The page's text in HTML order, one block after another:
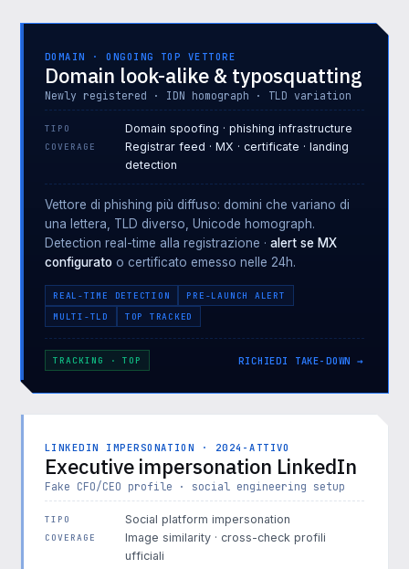
DOMAIN · ONGOING TOP VETTORE
Domain look-alike & typosquatting
Newly registered · IDN homograph · TLD variation
TIPO Domain spoofing · phishing infrastructure
COVERAGE
Registrar feed · MX · certificate · landing
detection
Vettore di phishing più diffuso: domini che variano di
una lettera, TLD diverso, Unicode homograph.
Detection real-time alla registrazione · alert se MX
configurato o certificato emesso nelle 24h.
REAL-TIME DETECTION
PRE-LAUNCH ALERT
MULTI-TLD
TOP TRACKED
TRACKING · TOP RICHIEDI TAKE-DOWN →
LINKEDIN IMPERSONATION · 2024-ATTIVO
Executive impersonation LinkedIn
Fake CFO/CEO profile · social engineering setup
TIPO Social platform impersonation
COVERAGE
Image similarity · cross-check profili
ufficiali